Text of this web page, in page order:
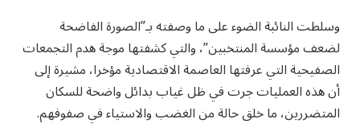
وسلطت النائبة الضوء على ما وصفته بـ”الصورة الفاضحة
لضعف مؤسسة المنتخبين”، والتي كشفتها موجة هدم التجمعات
الصفيحية التي عرفتها العاصمة الاقتصادية مؤخرا، مشيرة إلى
أن هذه العمليات جرت في ظل غياب بدائل واضحة للسكان
المتضررين، ما خلق حالة من الغضب والاستياء في صفوفهم.